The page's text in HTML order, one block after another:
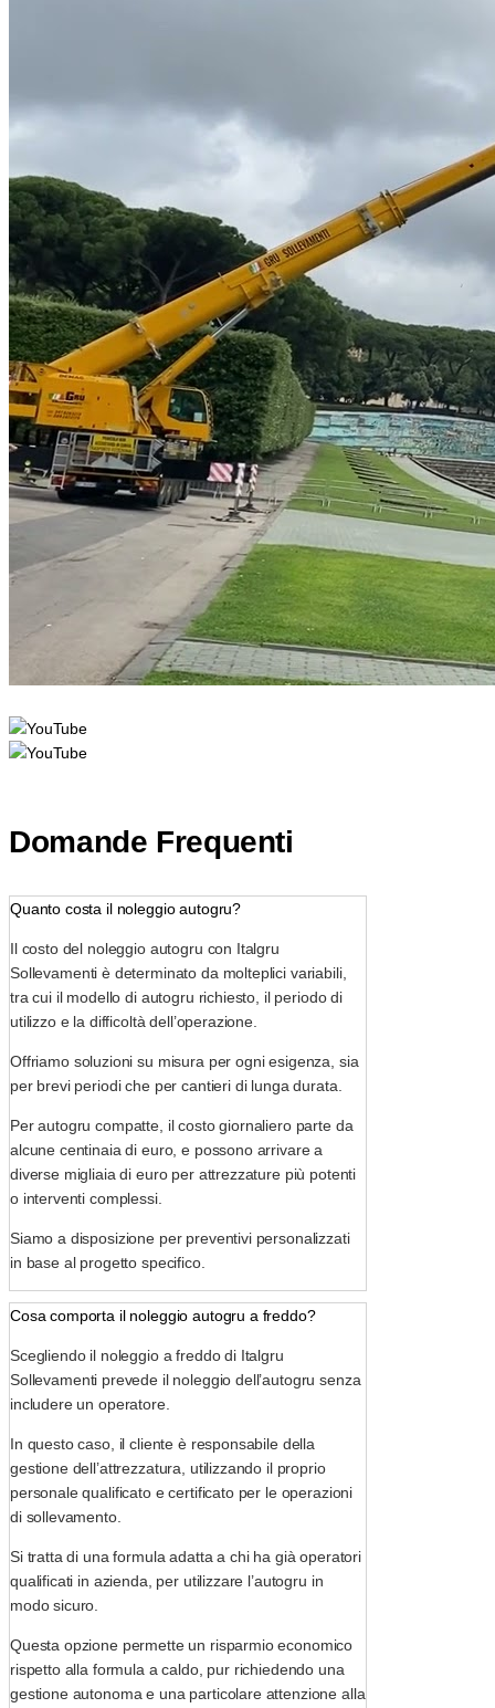
Domande Frequenti
Quanto costa il noleggio autogru?
Il costo del noleggio autogru con Italgru
Sollevamenti è determinato da molteplici variabili,
tra cui il modello di autogru richiesto, il periodo di
utilizzo e la difficoltà dell’operazione.
Offriamo soluzioni su misura per ogni esigenza, sia
per brevi periodi che per cantieri di lunga durata.
Per autogru compatte, il costo giornaliero parte da
alcune centinaia di euro, e possono arrivare a
diverse migliaia di euro per attrezzature più potenti
o interventi complessi.
Siamo a disposizione per preventivi personalizzati
in base al progetto specifico.
Cosa comporta il noleggio autogru a freddo?
Scegliendo il noleggio a freddo di Italgru
Sollevamenti prevede il noleggio dell’autogru senza
includere un operatore.
In questo caso, il cliente è responsabile della
gestione dell’attrezzatura, utilizzando il proprio
personale qualificato e certificato per le operazioni
di sollevamento.
Si tratta di una formula adatta a chi ha già operatori
qualificati in azienda, per utilizzare l’autogru in
modo sicuro.
Questa opzione permette un risparmio economico
rispetto alla formula a caldo, pur richiedendo una
gestione autonoma e una particolare attenzione alla